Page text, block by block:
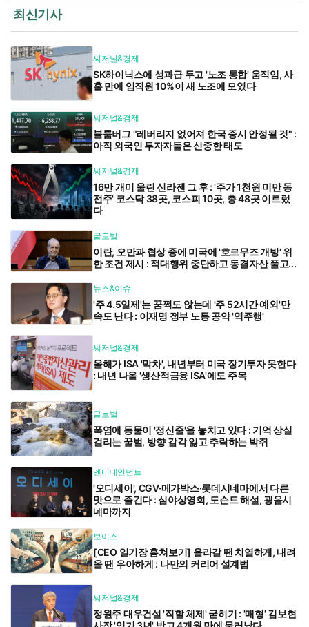
최신기사
씨저널&경제
SK하이닉스에 성과급 두고 '노조 통합' 움직임, 사
흘 만에 임직원 10%이 새 노조에 모였다
씨저널&경제
블룸버그 "레버리지 없어져 한국 증시 안정될 것" :
아직 외국인 투자자들은 신중한 태도
씨저널&경제
16만 개미 울린 신라젠 그 후 : '주가 1천원 미만 동
전주' 코스닥 38곳, 코스피 10곳, 총 48곳 이르렀
다
글로벌
이란, 오만과 협상 중에 미국에 '호르무즈 개방' 위
한 조건 제시 : 적대행위 중단하고 동결자산 풀고...
뉴스&이슈
'주 4.5일제'는 꿈쩍도 않는데 '주 52시간 예외'만
속도 난다 : 이재명 정부 노동 공약 '역주행'
씨저널&경제
올해가 ISA '막차', 내년부터 미국 장기투자 못한다
: 내년 나올 '생산적금융 ISA'에도 주목
글로벌
폭염에 동물이 '정신줄'을 놓치고 있다 : 기억 상실
걸리는 꿀벌, 방향 감각 잃고 추락하는 박쥐
엔터테인먼트
'오디세이', CGV·메가박스·롯데시네마에서 다른
맛으로 즐긴다 : 심야상영회, 도슨트 해설, 굉음시
네마까지
보이스
[CEO 일기장 훔쳐보기] 올라갈 땐 치열하게, 내려
올 땐 우아하게 : 나만의 커리어 설계법
씨저널&경제
정원주 대우건설 '직할 체제' 굳히기 : '매형' 김보현